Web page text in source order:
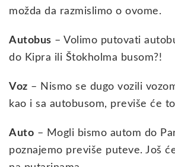
možda da razmislimo o ovome.
Autobus – Volimo putovati
do Kipra ili Štokholma busom?!
Voz – Nismo se dugo vozili
kao i sa autobusom, previše će
Auto – Mogli bismo autom do
poznajemo previše puteve. Još